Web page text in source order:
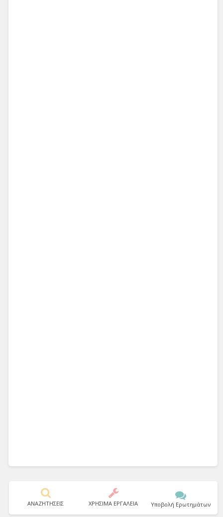
ΑΝΑΖΗΤΗΣΕΙΣ ΧΡΗΣΙΜΑ ΕΡΓΑΛΕΙΑ Υποβολή Ερωτημάτων